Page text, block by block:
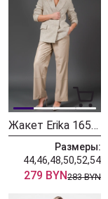
Жакет Erika 1658-1 коричневый
Размеры:
44,46,48,50,52,54
279 BYN283 BYN